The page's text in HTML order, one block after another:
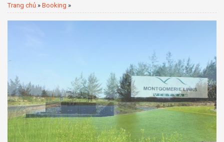
Trang chủ » Booking »